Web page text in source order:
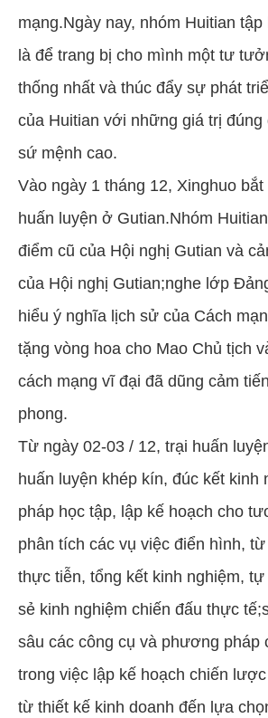
mạng.Ngày nay, nhóm Huitian
là để trang bị cho mình một tư
thống nhất và thúc đẩy sự phát
của Huitian với những giá trị
sứ mệnh cao.
Vào ngày 1 tháng 12, Xinghuo bắt
huấn luyện ở Gutian.Nhóm
điểm cũ của Hội nghị Gutian và
của Hội nghị Gutian;nghe lớp
hiểu ý nghĩa lịch sử của Cách
tặng vòng hoa cho Mao Chủ tịch
cách mạng vĩ đại đã dũng cảm
phong.
Từ ngày 02-03 / 12, trại huấn
huấn luyện khép kín, đúc kết kinh
pháp học tập, lập kế hoạch cho
phân tích các vụ việc điển hình,
thực tiễn, tổng kết kinh nghiệm,
sẻ kinh nghiệm chiến đấu thực
sâu các công cụ và phương pháp
trong việc lập kế hoạch chiến
từ thiết kế kinh doanh đến lựa